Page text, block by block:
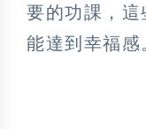
要的功課，
能達到幸福感